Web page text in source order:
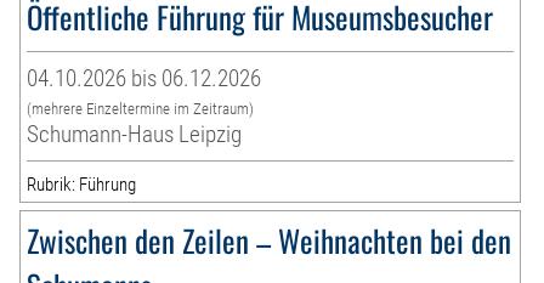
Öffentliche Führung für Museumsbesucher
04.10.2026 bis 06.12.2026
(mehrere Einzeltermine im Zeitraum)
Schumann-Haus Leipzig
Rubrik: Führung
Zwischen den Zeilen – Weihnachten bei den